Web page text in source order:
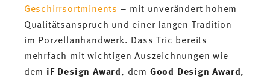
Geschirrsortminents – mit unverändert hohem
Qualitätsanspruch und einer langen Tradition
im Porzellanhandwerk. Dass Tric bereits
mehrfach mit wichtigen Auszeichnungen wie
dem iF Design Award, dem Good Design Award,